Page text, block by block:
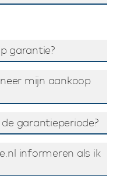
garantie?
mijn aankoop
garantieperiode?
informeren als ik